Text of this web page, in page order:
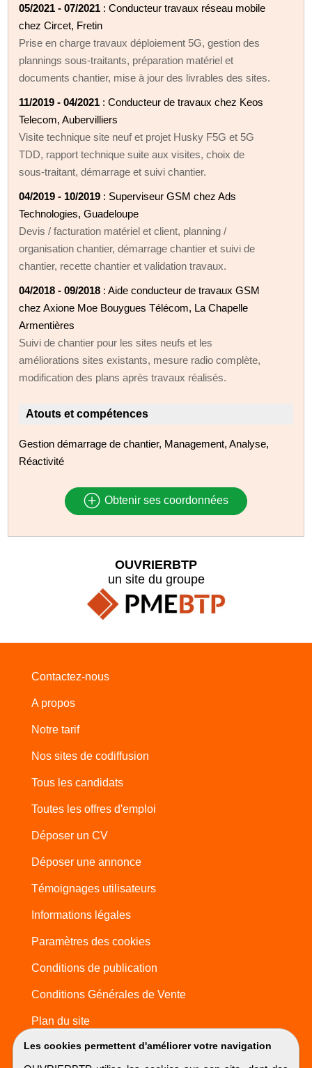
05/2021 - 07/2021 : Conducteur travaux réseau mobile
chez Circet, Fretin
Prise en charge travaux déploiement 5G, gestion des
plannings sous-traitants, préparation matériel et
documents chantier, mise à jour des livrables des sites.
11/2019 - 04/2021 : Conducteur de travaux chez Keos
Telecom, Aubervilliers
Visite technique site neuf et projet Husky F5G et 5G
TDD, rapport technique suite aux visites, choix de
sous-traitant, démarrage et suivi chantier.
04/2019 - 10/2019 : Superviseur GSM chez Ads
Technologies, Guadeloupe
Devis / facturation matériel et client, planning /
organisation chantier, démarrage chantier et suivi de
chantier, recette chantier et validation travaux.
04/2018 - 09/2018 : Aide conducteur de travaux GSM
chez Axione Moe Bouygues Télécom, La Chapelle
Armentières
Suivi de chantier pour les sites neufs et les
améliorations sites existants, mesure radio complète,
modification des plans après travaux réalisés.
Atouts et compétences
Gestion démarrage de chantier, Management, Analyse,
Réactivité
Obtenir ses coordonnées
Les cookies permettent d'améliorer votre navigation
OUVRIERBTP
un site du groupe
Contactez-nous
A propos
Notre tarif
Nos sites de codiffusion
Tous les candidats
Toutes les offres d'emploi
Déposer un CV
Déposer une annonce
Témoignages utilisateurs
Informations légales
Paramètres des cookies
Conditions de publication
Conditions Générales de Vente
Plan du site